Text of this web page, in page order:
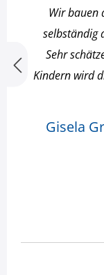
Wir bauen
selbständig
Sehr
Kindern wird
Gisela